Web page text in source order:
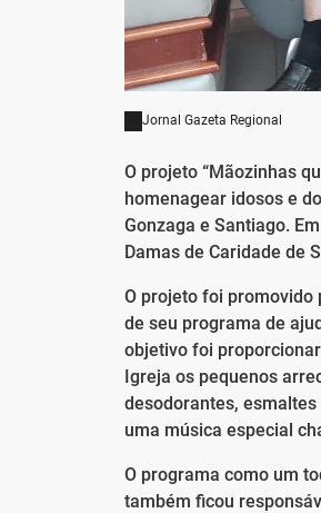
Jornal Gazeta Regional
O projeto “Mãozinhas
homenagear idosos e
Gonzaga e Santiago.
Damas de Caridade de
O projeto foi promovido
de seu programa de
objetivo foi
Igreja os pequenos
desodorantes,
uma música especial
O programa como um
também ficou